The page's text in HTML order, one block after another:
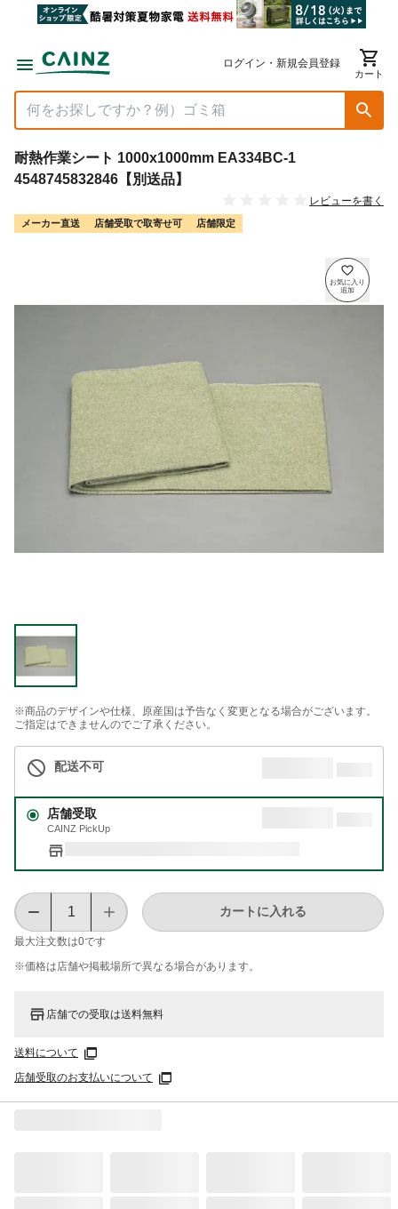
ログイン・新規会員登録
カート
耐熱作業シート 1000x1000mm EA334BC-1
4548745832846【別送品】
レビューを書く
メーカー直送 店舗受取で取寄せ可 店舗限定
※商品のデザインや仕様、原産国は予告なく変更となる場合がございます。
ご指定はできませんのでご了承ください。
配送不可
店舗受取
CAINZ PickUp
最大注文数は0です
カートに入れる
※価格は​店舗や​掲載場所で​異なる​場合が​あります。
店舗での受取は送料無料
送料について
店舗受取のお支払いについて